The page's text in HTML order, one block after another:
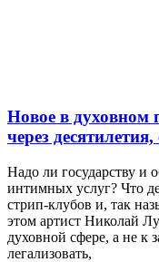
Новое в духовном
через
Надо ли государству и
интимных услуг? Что
стрип-клубов и, так
этом артист Николай
духовной сфере, а не к
легализовать,